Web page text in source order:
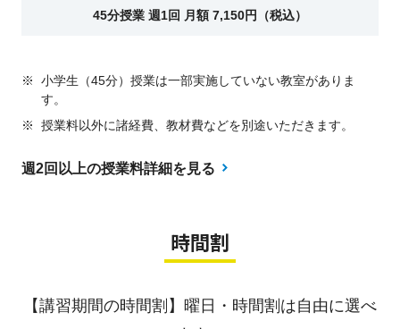
45分授業 週1回 月額 7,150円（税込）
※
小学生（45分）授業は一部実施していない教室がありま
す。
※
授業料以外に諸経費、教材費などを別途いただきます。
週2回以上の授業料詳細を見る
時間割
【講習期間の時間割】曜日・時間割は自由に選べ